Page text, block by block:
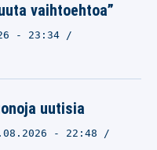
vaihtoehtoa”
- 23:34
uutisia
- 22:48